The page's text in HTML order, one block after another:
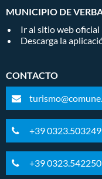
MUNICIPIO DE
Ir al sitio web oficial
Descarga la
CONTACTO
+39 0323.503249
+39 0323.542250